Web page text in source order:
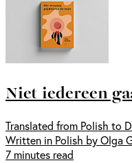
Niet iedereen
Translated from Polish to
Written in Polish by Olga
7 minutes read